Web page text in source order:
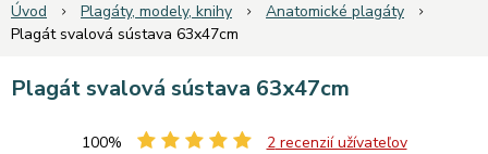
Úvod Plagáty, modely, knihy
Anatomické plagáty
Plagát svalová sústava 63x47cm
Plagát svalová sústava 63x47cm
100% 2recenzií užívateľov